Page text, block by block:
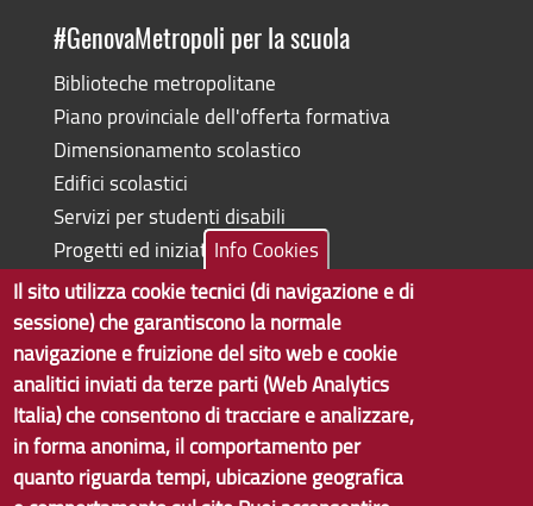
#GenovaMetropoli per la scuola
Biblioteche metropolitane
Piano provinciale dell'offerta formativa
Dimensionamento scolastico
Edifici scolastici
Servizi per studenti disabili
Progetti ed iniziative
Copyright © 2017 Città metropolitana di Genova | CF:
80007350103
Tecnologie e Accessibilità
Info Cookies
Il sito utilizza cookie tecnici (di navigazione e di
sessione) che garantiscono la normale
navigazione e fruizione del sito web e cookie
analitici inviati da terze parti (Web Analytics
Italia) che consentono di tracciare e analizzare,
in forma anonima, il comportamento per
quanto riguarda tempi, ubicazione geografica